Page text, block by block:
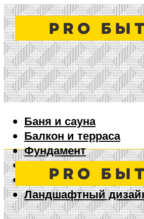
Баня и сауна
Балкон и терраса
Фундамент
Ворота и забор
Дизайн интерьера
Ландшафтный